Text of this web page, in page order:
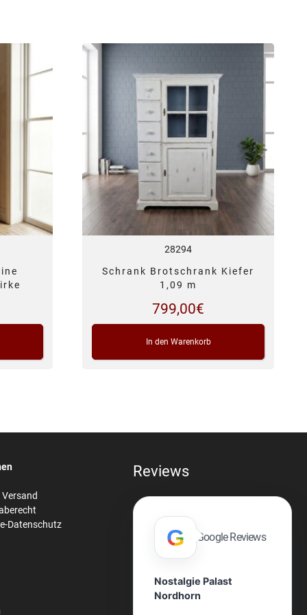
28294
Schrank Brotschrank Kiefer
1,09 m
799,00€
In den Warenkorb
Datenschutz
Reviews
G Google Reviews
Nostalgie Palast
Nordhorn